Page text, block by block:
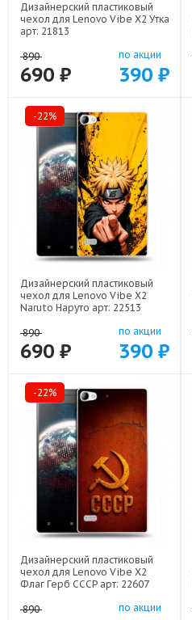
Дизайнерский пластиковый
чехол для Lenovo Vibe X2 Утка
арт: 21813
890
690 ₽
по акции
390 ₽
-22%
Дизайнерский пластиковый
чехол для Lenovo Vibe X2
Naruto Наруто арт: 22513
890
690 ₽
по акции
390 ₽
-22%
Дизайнерский пластиковый
чехол для Lenovo Vibe X2
Флаг Герб СССР арт: 22607
890 по акции